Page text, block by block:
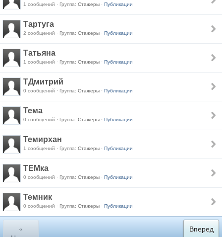
1 сообщений · Группа: Стажеры · Публикации
Тартуга
2 сообщений · Группа: Стажеры · Публикации
Татьяна
1 сообщений · Группа: Стажеры · Публикации
ТДмитрий
0 сообщений · Группа: Стажеры · Публикации
Тема
0 сообщений · Группа: Стажеры · Публикации
Темирхан
1 сообщений · Группа: Стажеры · Публикации
ТЕМка
0 сообщений · Группа: Стажеры · Публикации
Темник
0 сообщений · Группа: Стажеры · Публикации
«
Вперед